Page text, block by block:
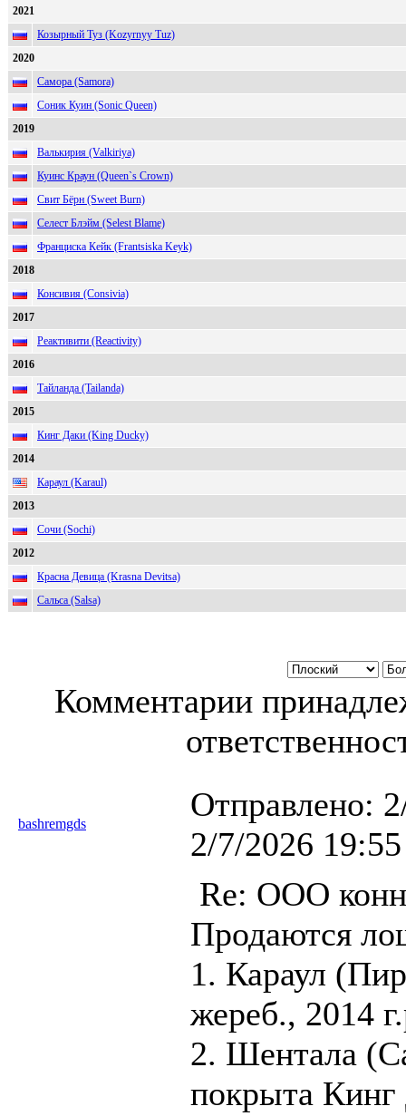
2021
Козырный Туз (Kozyrnyy Tuz)
2020
Самора (Samora)
Соник Куин (Sonic Queen)
2019
Валькирия (Valkiriya)
Куинс Краун (Queen`s Crown)
Свит Бёрн (Sweet Burn)
Селест Блэйм (Selest Blame)
Франциска Кейк (Frantsiska Keyk)
2018
Консивия (Consivia)
2017
Реактивити (Reactivity)
2016
Тайланда (Tailanda)
2015
Кинг Даки (King Ducky)
2014
Караул (Karaul)
2013
Сочи (Sochi)
2012
Красна Девица (Krasna Devitsa)
Сальса (Salsa)
Комментарии
bashremgds
Отправлено:
2/7/2026 19:55
Re: ООО
Продаются
1. Караул
жереб., 2014
2. Шентала
покрыта Кинг